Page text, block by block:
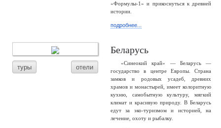
«Формулы-1» и прикоснуться к древней
истории.
подробнее...
туры отели
Беларусь
«Синеокий край» — Беларусь —
государство в центре Европы. Страна
замков и родовых усадеб, древних
храмов и монастырей, имеет колоритную
кухню, самобытную культуру, мягкий
климат и красивую природу. В Беларусь
едут за эко-туризмом и историей, на
лечение, охоту и рыбалку.